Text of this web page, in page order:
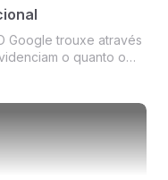
Google trouxe através
o quanto o